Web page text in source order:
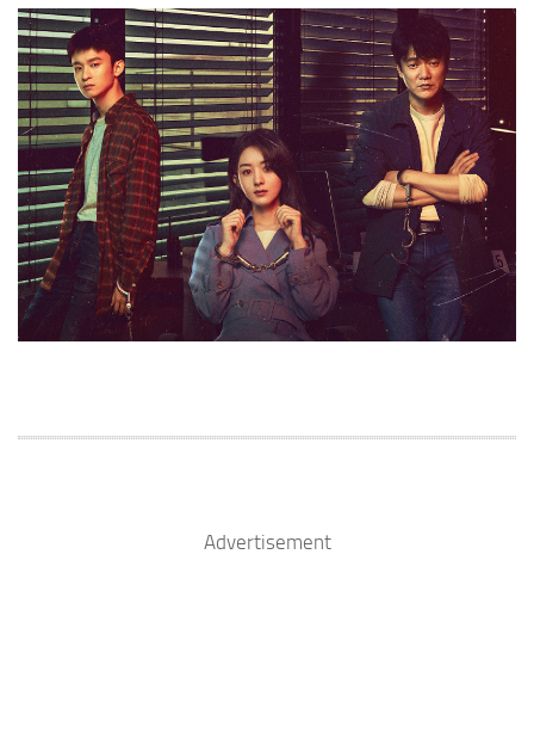
Advertisement